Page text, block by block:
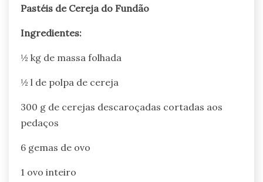
Pastéis de Cereja do Fundão
Ingredientes:
½ kg de massa folhada
½ l de polpa de cereja
300 g de cerejas descaroçadas cortadas aos
pedaços
6 gemas de ovo
1 ovo inteiro